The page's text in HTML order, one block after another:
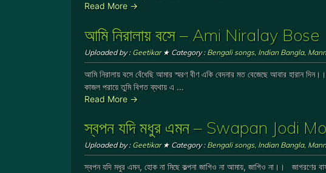
Read More →
আমি নিরালায় বসে – Ami Niralay Bose
Uploaded by : Geetikar ★ Category : Bengali songs, Indian Bangla,
আমি নিরালায় বসে বেঁধেছি আমার স্মরণ বীণ একি বেদনার মত বেজেছে আবার হারান
কাজল পরায়ে তুমি বিগত ব্যথায় এ …
Read More →
স্বপন যদি মধুর এমন – Swapan Jodi
Uploaded by : Geetikar ★ Category : Bengali songs, Indian Bangla,
স্বপন যদি মধুর এমন, হোক না মিছে কল্পনা জাগিও না আমায়, জাগিও না।। জাগরণের